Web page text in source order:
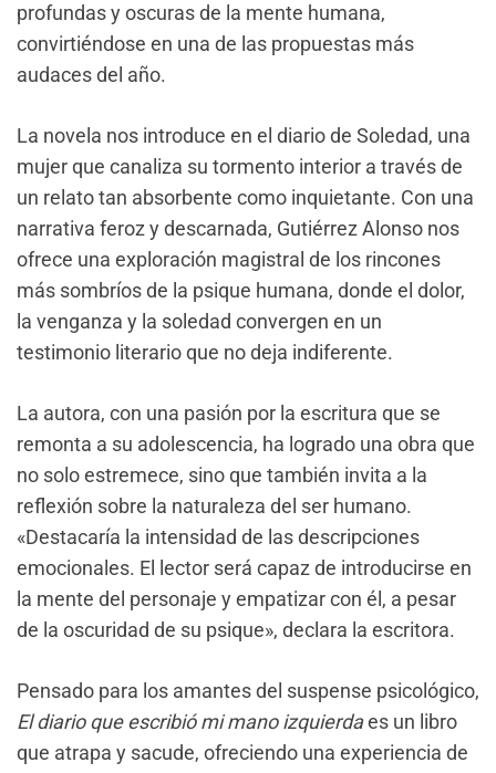
profundas y oscuras de la mente humana,
convirtiéndose en una de las propuestas más
audaces del año.
La novela nos introduce en el diario de Soledad, una
mujer que canaliza su tormento interior a través de
un relato tan absorbente como inquietante. Con una
narrativa feroz y descarnada, Gutiérrez Alonso nos
ofrece una exploración magistral de los rincones
más sombríos de la psique humana, donde el dolor,
la venganza y la soledad convergen en un
testimonio literario que no deja indiferente.
La autora, con una pasión por la escritura que se
remonta a su adolescencia, ha logrado una obra que
no solo estremece, sino que también invita a la
reflexión sobre la naturaleza del ser humano.
«Destacaría la intensidad de las descripciones
emocionales. El lector será capaz de introducirse en
la mente del personaje y empatizar con él, a pesar
de la oscuridad de su psique», declara la escritora.
Pensado para los amantes del suspense psicológico,
El diario que escribió mi mano izquierdaes un libro
que atrapa y sacude, ofreciendo una experiencia de